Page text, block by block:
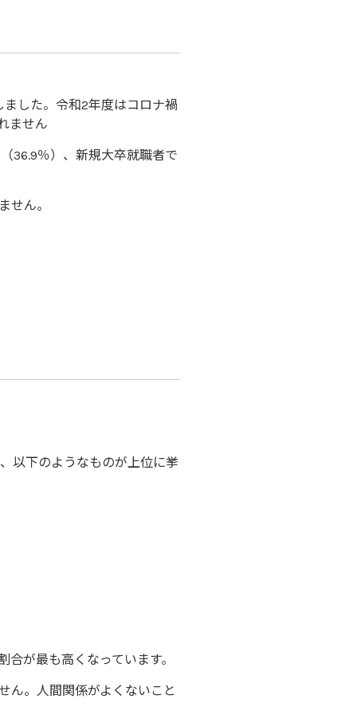
した。令和2年度はコロナ禍
ません
36.9％）、新規大卒就職者で
せん。
以下のようなものが上位に挙
が最も高くなっています。
ん。人間関係がよくないこと